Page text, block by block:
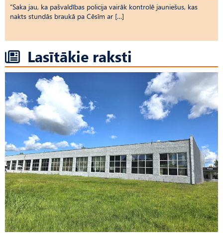
“Saka jau, ka pašvaldības policija vairāk kontrolē jauniešus, kas
nakts stundās braukā pa Cēsīm ar […]
Lasītākie raksti